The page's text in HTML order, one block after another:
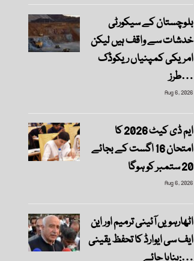
بلوچستان کے سیکورٹی
خدشات سے واقف ہیں لیکن
امریکی کمپنیاں ریکوڈک
طرز…
Aug 6, 2026
ایم ڈی کیٹ 2026 کا
امتحان 16 اگست کے بجائے
20 ستمبر کو ہوگا
Aug 6, 2026
اٹھارہویں آئینی ترمیم اور این
ایف سی ایوارڈ کا تحفظ یقینی